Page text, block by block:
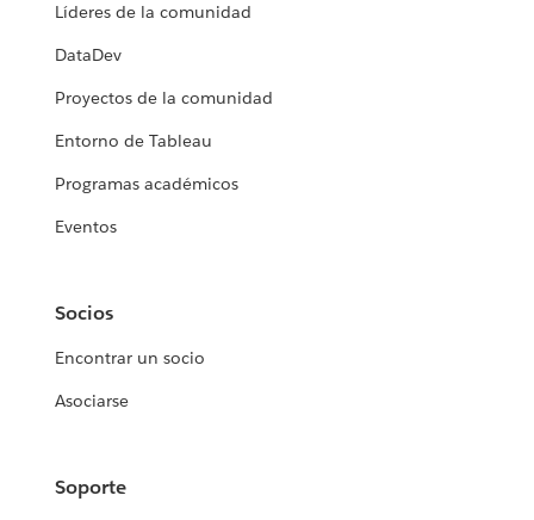
Líderes de la comunidad
DataDev
Proyectos de la comunidad
Entorno de Tableau
Programas académicos
Eventos
Socios
Encontrar un socio
Asociarse
Soporte